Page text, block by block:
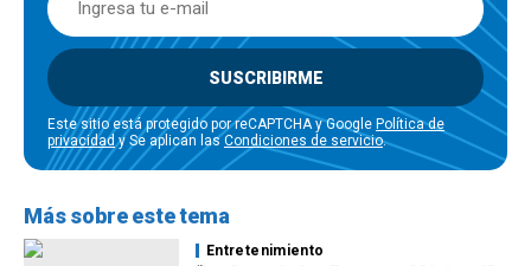
SUSCRIBIRME
Este sitio está protegido por reCAPTCHA y Google Política de
privacidad y Se aplican lasCondiciones de servicio.
Más sobre este tema
Entretenimiento